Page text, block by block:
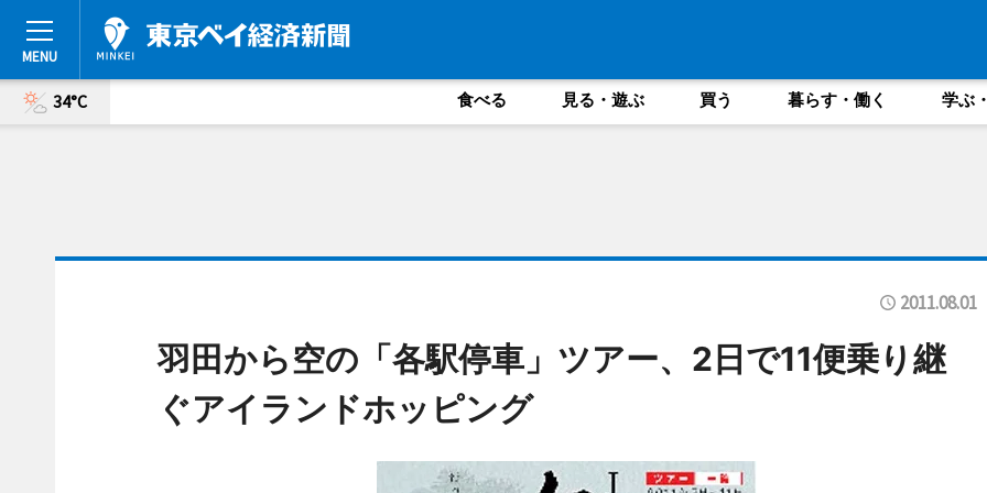
34°C 食べる 見る・遊ぶ 買う 暮らす・働く 学ぶ
2011.08.01
羽田から空の「各駅停車」ツアー、2日で11便乗り継
ぐアイランドホッピング